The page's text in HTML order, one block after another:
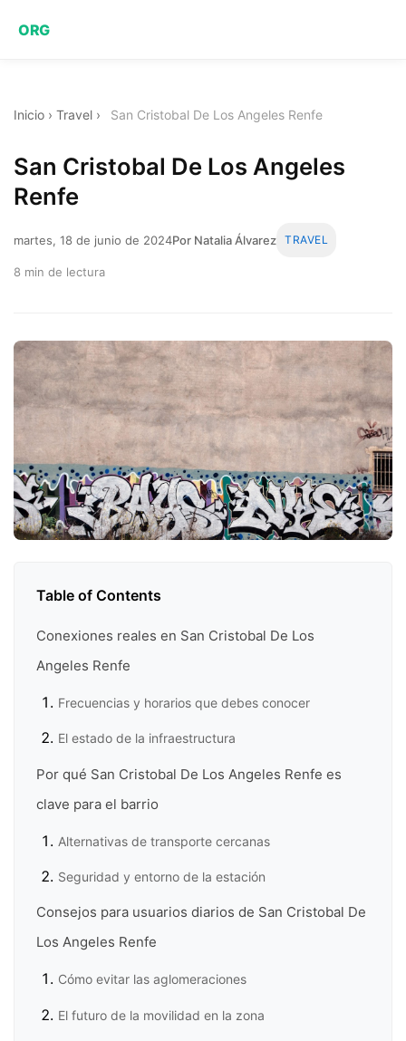
ORG
Inicio › Travel › San Cristobal De Los Angeles Renfe
San Cristobal De Los Angeles
Renfe
martes, 18 de junio de 2024Por Natalia Álvarez TRAVEL
8 min de lectura
Table of Contents
Conexiones reales en San Cristobal De Los
Angeles Renfe
Frecuencias y horarios que debes conocer
El estado de la infraestructura
Por qué San Cristobal De Los Angeles Renfe es
clave para el barrio
Alternativas de transporte cercanas
Seguridad y entorno de la estación
Consejos para usuarios diarios de San Cristobal De
Los Angeles Renfe
Cómo evitar las aglomeraciones
El futuro de la movilidad en la zona